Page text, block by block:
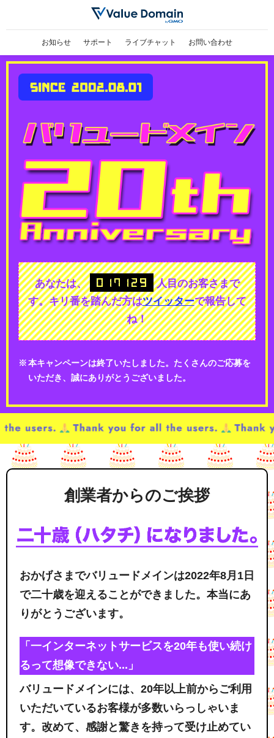
お知らせ サポート ライブチャット お問い合わせ
あなたは、
人目のお客さまで
す。キリ番を踏んだ方はツイッターで報告して
ね！
本キャンペーンは終了いたしました。たくさんのご応募を
いただき、誠にありがとうございました。
創業者からのご挨拶
おかげさまでバリュードメインは2022年8月1日
で二十歳を迎えることができました。本当にあ
りがとうございます。
「一インターネットサービスを20年も使い続け
るって想像できない...」
バリュードメインには、20年以上前からご利用
いただいているお客様が多数いらっしゃいま
す。改めて、感謝と驚きを持って受け止めてい